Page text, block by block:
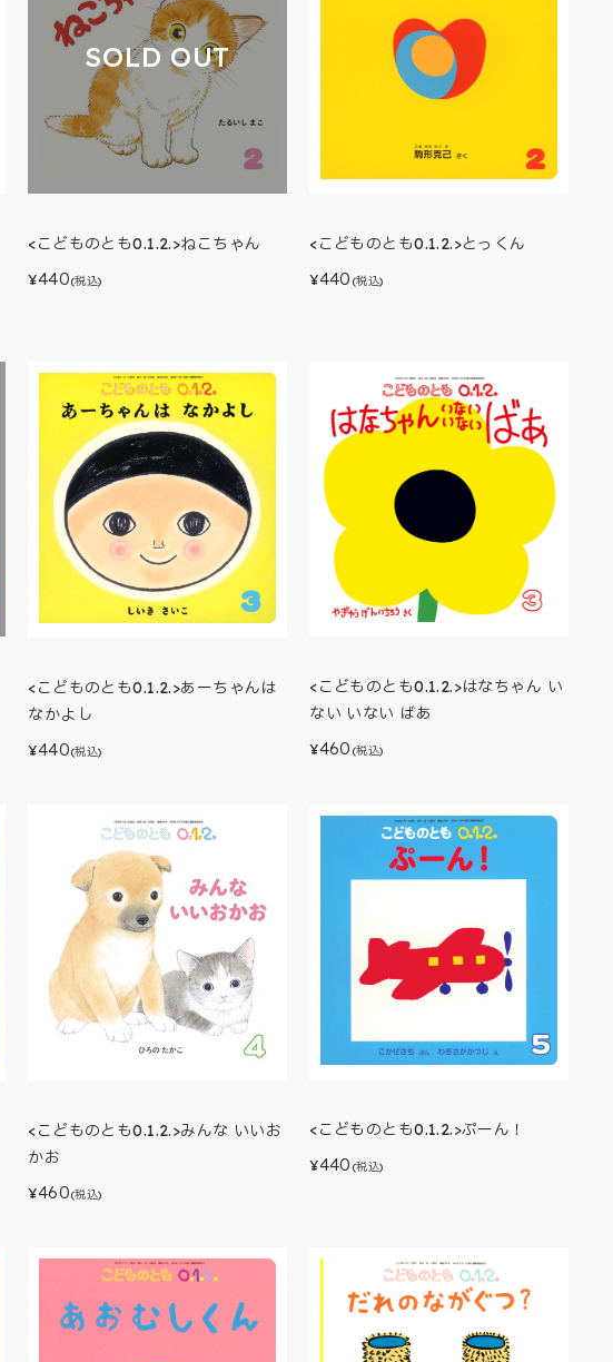
SOLD OUT
<こどものとも0.1.2.>ねこちゃん
¥440(税込)
<こどものとも0.1.2.>とっくん
¥440 (税込)
<こどものとも0.1.2.>あーちゃんは
なかよし
¥440(税込)
<こどものとも0.1.2.>はなちゃん い
ない いない ばあ
¥460 (税込)
<こどものとも0.1.2.>みんな いいお
かお
¥460(税込)
<こどものとも0.1.2.>ぷーん！
¥440 (税込)